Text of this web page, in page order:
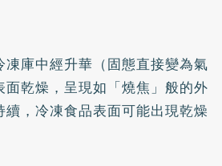
庫中經升華（固態直接變為氣
乾燥，呈現如「燒焦」般的外
，冷凍食品表面可能出現乾燥